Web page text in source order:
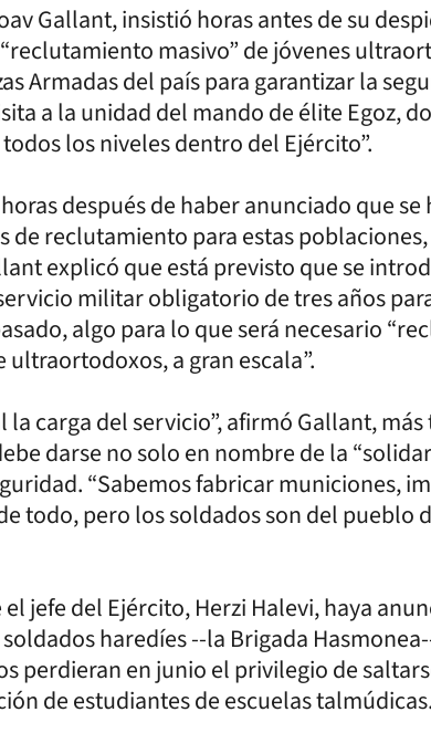
Gallant, insistió horas antes de su
masivo” de jóvenes
Armadas del país para garantizar la
a la unidad del mando de élite Egoz,
los niveles dentro del Ejército”.
después de haber anunciado que se
de reclutamiento para estas poblaciones,
explicó que está previsto que se
militar obligatorio de tres años
algo para lo que será necesario
a gran escala”.
carga del servicio”, afirmó Gallant,
darse no solo en nombre de la
“Sabemos fabricar municiones,
todo, pero los soldados son del pueblo
jefe del Ejército, Herzi Halevi, haya
haredíes --la Brigada
perdieran en junio el privilegio de
de estudiantes de escuelas talmúdicas.